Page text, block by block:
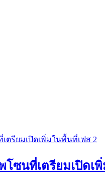
ซนที่เตรียมเปิดเ